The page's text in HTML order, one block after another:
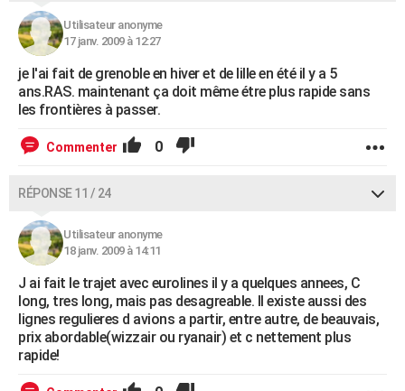
Utilisateur anonyme
17 janv. 2009 à 12:27
je l'ai fait de grenoble en hiver et de lille en été il y a 5
ans.RAS. maintenant ça doit même étre plus rapide sans
les frontières à passer.
Commenter 0
RÉPONSE 11 / 24
Utilisateur anonyme
18 janv. 2009 à 14:11
J ai fait le trajet avec eurolines il y a quelques annees, C
long, tres long, mais pas desagreable. Il existe aussi des
lignes regulieres d avions a partir, entre autre, de beauvais,
prix abordable(wizzair ou ryanair) et c nettement plus
rapide!